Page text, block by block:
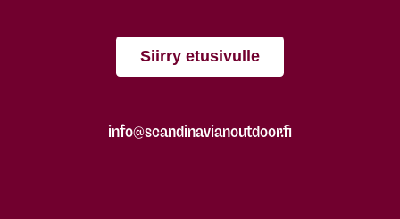
Siirry etusivulle
info@scandinavianoutdoor.fi